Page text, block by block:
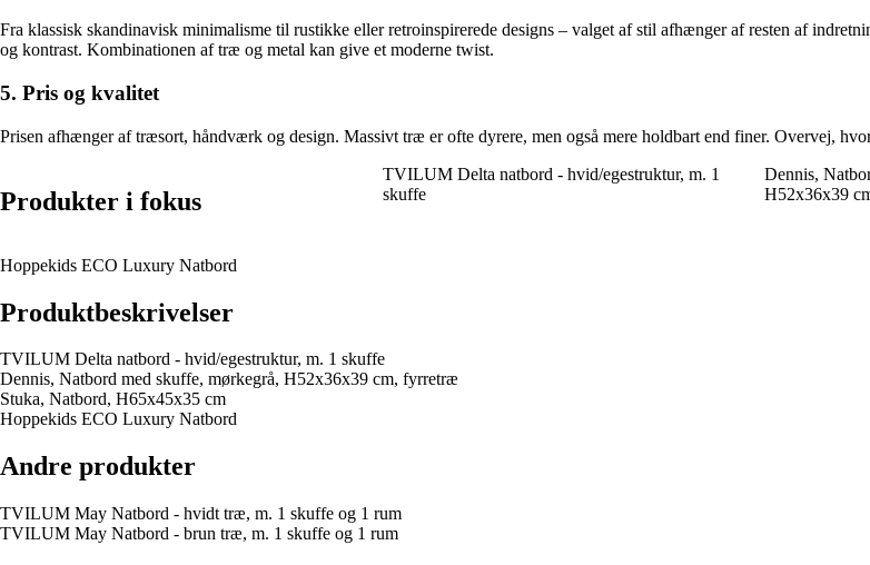
Fra klassisk skandinavisk minimalisme til rustikke eller retroinspirerede designs – valget af stil afhænger af resten af
og kontrast. Kombinationen af træ og metal kan give et moderne twist.
5. Pris og kvalitet
Prisen afhænger af træsort, håndværk og design. Massivt træ er ofte dyrere, men også mere holdbart end finer. Overvej,
Produkter i fokus
TVILUM Delta natbord - hvid/egestruktur, m. 1
skuffe
Dennis,
H52x36x39
Hoppekids ECO Luxury Natbord
Produktbeskrivelser
TVILUM Delta natbord - hvid/egestruktur, m. 1 skuffe
Dennis, Natbord med skuffe, mørkegrå, H52x36x39 cm, fyrretræ
Stuka, Natbord, H65x45x35 cm
Hoppekids ECO Luxury Natbord
Andre produkter
TVILUM May Natbord - hvidt træ, m. 1 skuffe og 1 rum
TVILUM May Natbord - brun træ, m. 1 skuffe og 1 rum